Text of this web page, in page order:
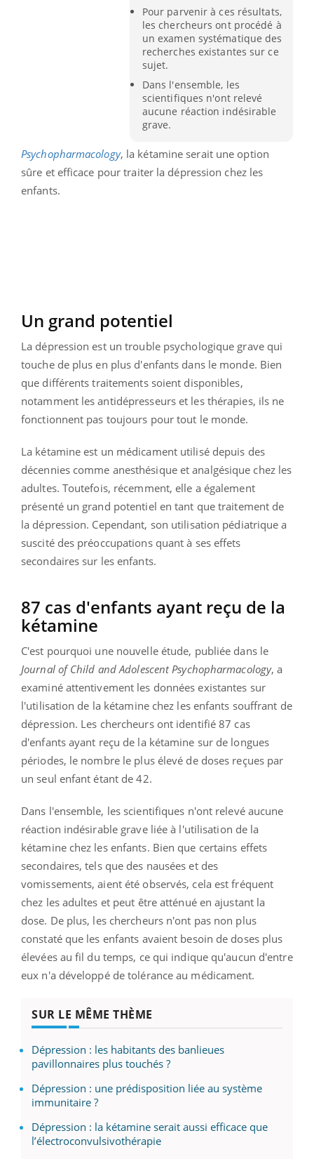
Pour parvenir à ces résultats,
les chercheurs ont procédé à
un examen systématique des
recherches existantes sur ce
sujet.
Dans l'ensemble, les
scientifiques n'ont relevé
aucune réaction indésirable
grave.
Psychopharmacology, la kétamine serait une option
sûre et efficace pour traiter la dépression chez les
enfants.
Un grand potentiel
La dépression est un trouble psychologique grave qui
touche de plus en plus d'enfants dans le monde. Bien
que différents traitements soient disponibles,
notamment les antidépresseurs et les thérapies, ils ne
fonctionnent pas toujours pour tout le monde.
La kétamine est un médicament utilisé depuis des
décennies comme anesthésique et analgésique chez les
adultes. Toutefois, récemment, elle a également
présenté un grand potentiel en tant que traitement de
la dépression. Cependant, son utilisation pédiatrique a
suscité des préoccupations quant à ses effets
secondaires sur les enfants.
87 cas d'enfants ayant reçu de la
kétamine
C'est pourquoi une nouvelle étude, publiée dans le
Journal of Child and Adolescent Psychopharmacology, a
examiné attentivement les données existantes sur
l'utilisation de la kétamine chez les enfants souffrant de
dépression. Les chercheurs ont identifié 87 cas
d'enfants ayant reçu de la kétamine sur de longues
périodes, le nombre le plus élevé de doses reçues par
un seul enfant étant de 42.
Dans l'ensemble, les scientifiques n'ont relevé aucune
réaction indésirable grave liée à l'utilisation de la
kétamine chez les enfants. Bien que certains effets
secondaires, tels que des nausées et des
vomissements, aient été observés, cela est fréquent
chez les adultes et peut être atténué en ajustant la
dose. De plus, les chercheurs n'ont pas non plus
constaté que les enfants avaient besoin de doses plus
élevées au fil du temps, ce qui indique qu'aucun d'entre
eux n'a développé de tolérance au médicament.
SUR LE MÊME THÈME
Dépression : les habitants des banlieues
pavillonnaires plus touchés ?
Dépression : une prédisposition liée au système
immunitaire ?
Dépression : la kétamine serait aussi efficace que
l’électroconvulsivothérapie